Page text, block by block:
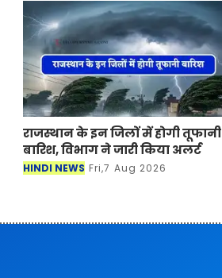
राजस्थान के इन जिलों में होगी तूफानी
बारिश, विभाग ने जारी किया अलर्ट
HINDI NEWS Fri,7 Aug 2026